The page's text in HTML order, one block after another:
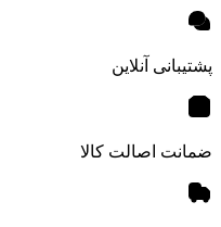
پشتیبانی آنلاین
ضمانت اصالت کالا